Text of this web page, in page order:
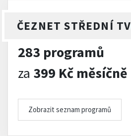
ČEZNET STŘEDNÍ TV
283 programů
za 399 Kč měsíčně
Zobrazit seznam programů